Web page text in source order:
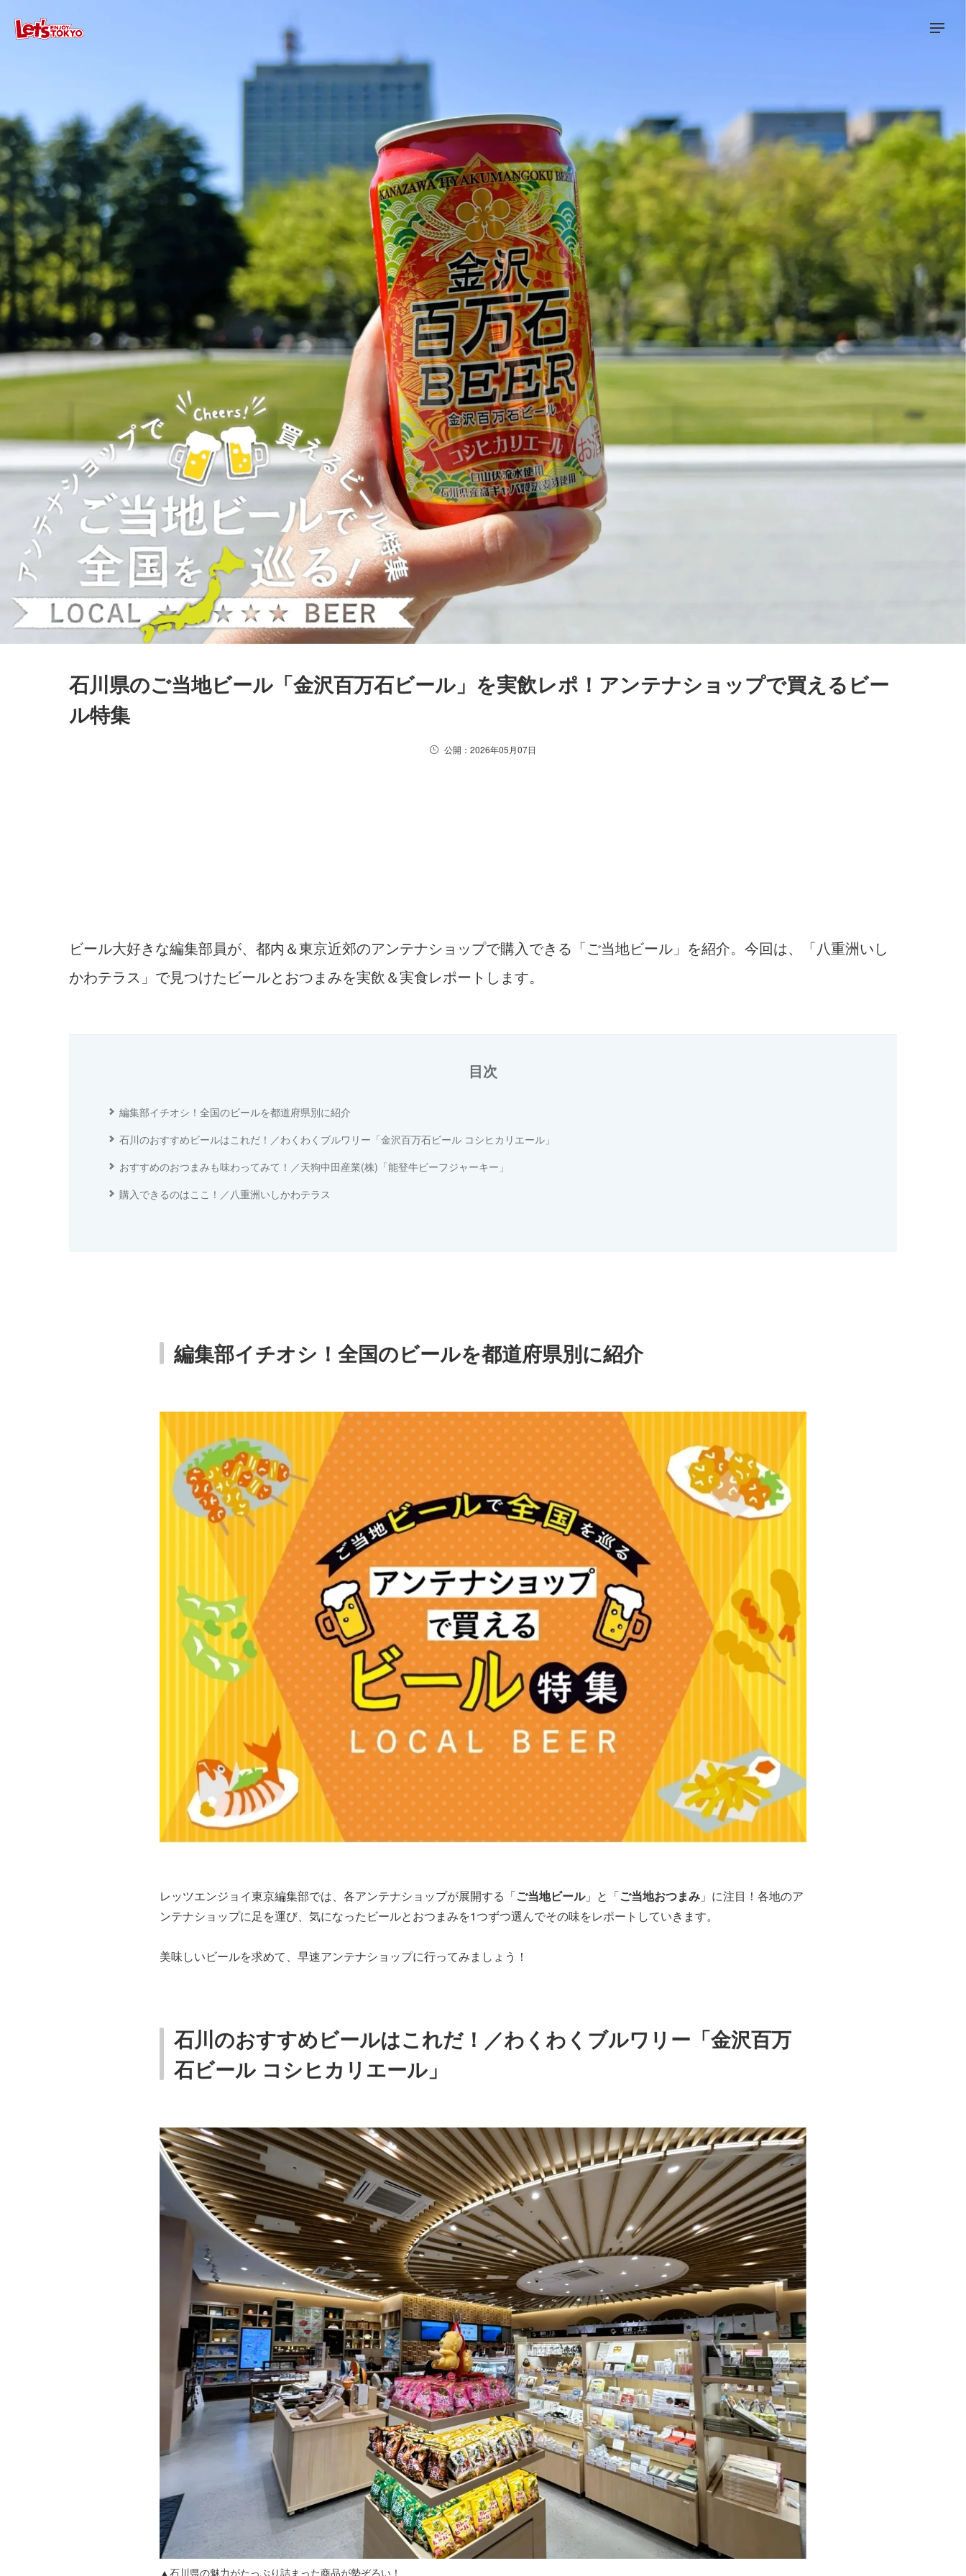
石川県のご当地ビール「金沢百万石ビール」を実飲レポ！アンテナショップで買えるビー
ル特集
公開：2026年05月07日
ビール大好きな編集部員が、都内＆東京近郊のアンテナショップで購入できる「ご当地ビール」を紹介。今回は、「八重洲いし
かわテラス」で見つけたビールとおつまみを実飲＆実食レポートします。
目次
編集部イチオシ！全国のビールを都道府県別に紹介
石川のおすすめビールはこれだ！／わくわくブルワリー「金沢百万石ビール コシヒカリエール」
おすすめのおつまみも味わってみて！／天狗中田産業(株)「能登牛ビーフジャーキー」
購入できるのはここ！／八重洲いしかわテラス
編集部イチオシ！全国のビールを都道府県別に紹介
レッツエンジョイ東京編集部では、各アンテナショップが展開する「ご当地ビール」と「ご当地おつまみ 」に注目！各地のア
ンテナショップに足を運び、気になったビールとおつまみを1つずつ選んでその味をレポートしていきます。
美味しいビールを求めて、早速アンテナショップに行ってみましょう！
石川のおすすめビールはこれだ！／わくわくブルワリー「金沢百万
石ビール コシヒカリエール」
▲石川県の魅力がたっぷり詰まった商品が勢ぞろい！